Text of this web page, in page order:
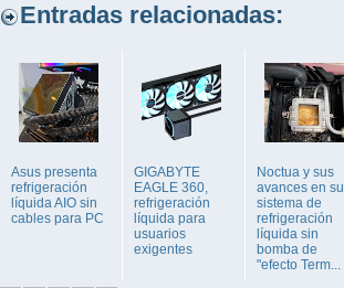
Entradas relacionadas:
Asus presenta
refrigeración
líquida AIO sin
cables para PC
GIGABYTE
EAGLE 360,
refrigeración
líquida para
usuarios
exigentes
Noctua y sus
avances en su
sistema de
refrigeración
líquida sin
bomba de
"efecto Term...